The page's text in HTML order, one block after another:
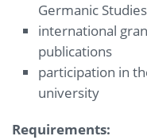
Germanic Studies
international
publications
participation in
university
Requirements: